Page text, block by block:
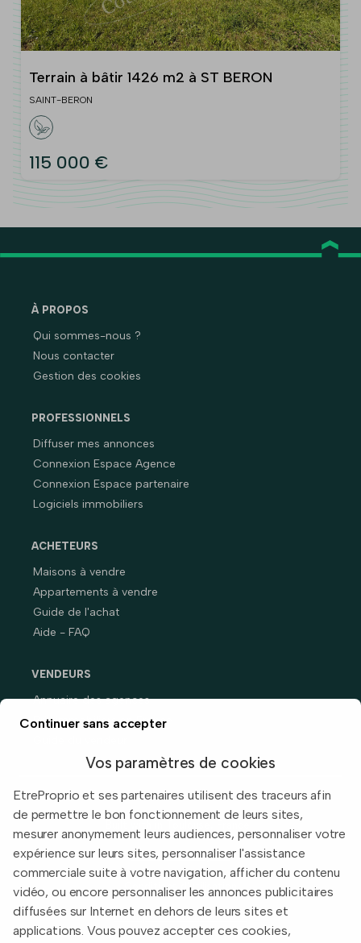
Terrain à bâtir 1426 m2 à ST BERON
SAINT-BERON
115 000 €
À PROPOS
Qui sommes-nous ?
Nous contacter
Gestion des cookies
PROFESSIONNELS
Diffuser mes annonces
Connexion Espace Agence
Connexion Espace partenaire
Logiciels immobiliers
ACHETEURS
Maisons à vendre
Appartements à vendre
Guide de l'achat
Aide - FAQ
VENDEURS
Annuaire des agences
Prix immobiliers en France
Informations légales
Conditions d'utilisation
Politique de confidentialité
Continuer sans accepter
Vos paramètres de cookies
EtreProprio et ses partenaires utilisent des traceurs afin
de permettre le bon fonctionnement de leurs sites,
mesurer anonymement leurs audiences, personnaliser votre
expérience sur leurs sites, personnaliser l'assistance
commerciale suite à votre navigation, afficher du contenu
vidéo, ou encore personnaliser les annonces publicitaires
diffusées sur Internet en dehors de leurs sites et
applications. Vous pouvez accepter ces cookies,